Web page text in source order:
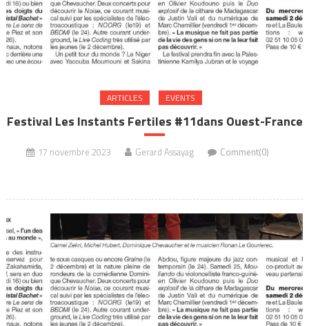
ARTICLES EVENTS
Festival Les Instants Fertiles #11dans Ouest-France
17 novembre 2023 Gerard Assayag Comment(0)